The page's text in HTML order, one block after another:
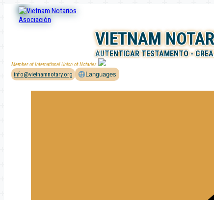
Saltar
contenido
VIETNAM
AUTENTICAR TESTAMENTO -
Member of International Union of Notaries
info@vietnamnotary.org Languages